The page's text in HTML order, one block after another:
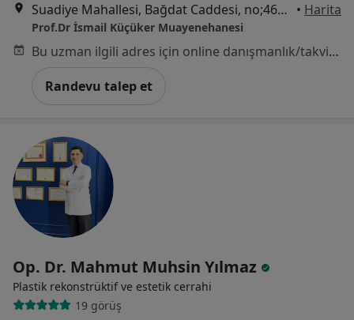
Suadiye Mahallesi, Bağdat Caddesi, no;461 kat;1, daire no:3-4, İstanbul • Harita
Prof.Dr İsmail Küçüker Muayenehanesi
Bu uzman ilgili adres için online danışmanlık/takvim sunmuyor.
Randevu talep et
Op. Dr. Mahmut Muhsin Yılmaz
Plastik rekonstrüktif ve estetik cerrahi
19 görüş